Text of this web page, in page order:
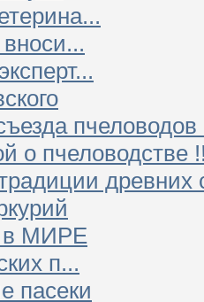
о пчеловодстве
древних
в МИРЕ
п...
пасеки